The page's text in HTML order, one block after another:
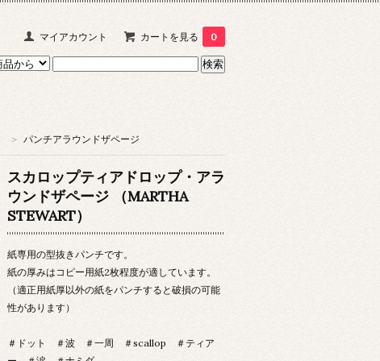
マイアカウント カートを見る 0
> パンチアラウンドザページ
スカロップティアドロップ・アラ
ウンドザページ （MARTHA
STEWART）
紙専用の型抜きパンチです。
紙の厚みはコピー用紙2枚程度が適しています。
（適正用紙厚以外の紙をパンチすると破損の可能
性があります）
＃ドット ＃波 ＃一周 ＃scallop ＃ティア